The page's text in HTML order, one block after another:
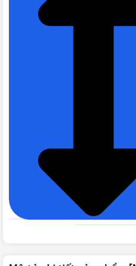
Thông số kỹ thuật của
Panasonic
SỐ THIẾT BỊ
Màu trắng,